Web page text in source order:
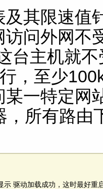
其限速值
问外网不
台主机就
，至少
一特定网
，所有路由
示 驱动加载成功，这时最好重